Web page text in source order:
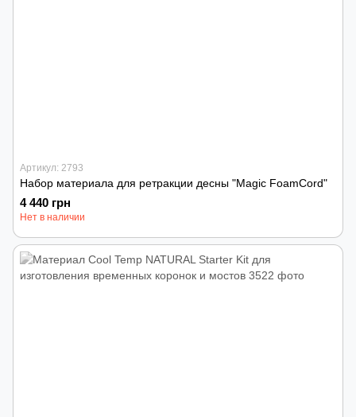
Артикул: 2793
Набор материала для ретракции десны "Magic FoamCord"
4 440 грн
Нет в наличии